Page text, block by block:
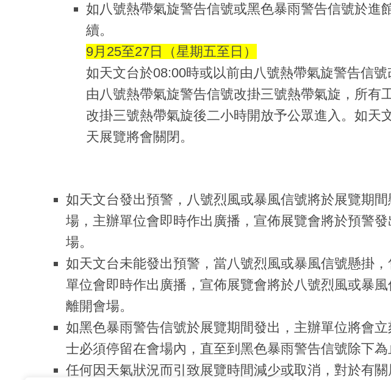
如八號熱帶氣旋警告信號或黑色暴雨警告信號於進
續。
9月25至27日（星期五至日）
如天文台於08:00時或以前由八號熱帶氣旋警告信
由八號熱帶氣旋警告信號改掛三號熱帶氣旋，所
改掛三號熱帶氣旋後二小時開放予公眾進入。如天
天展覽將會關閉。
如天文台發出預警，八號烈風或暴風信號將於展覽期
場，主辦單位會即時作出廣播，宣佈展覽會將於預警
場。
如天文台未能發出預警，當八號烈風或暴風信號懸掛
單位會即時作出廣播，宣佈展覽會將於八號烈風或暴
離開會場。
如黑色暴雨警告信號於展覽期間發出，主辦單位將會
士必須停留在會場內，直至到黑色暴雨警告信號除下為
任何因天氣狀況而引致展覽時間減少或取消，對於有關